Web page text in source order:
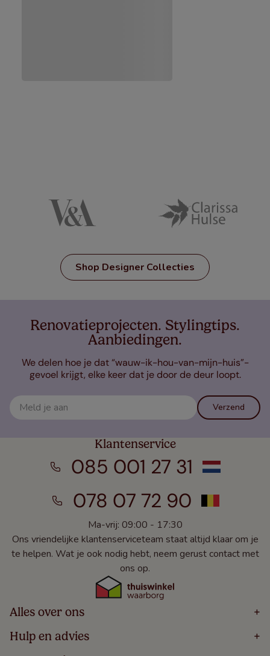
Shop Designer Collecties
Renovatieprojecten. Stylingtips.
Aanbiedingen.
We delen hoe je dat “wauw-ik-hou-van-mijn-huis”-
gevoel krijgt, elke keer dat je door de deur loopt.
Verzend
Klantenservice
085 001 27 31
078 07 72 90
Ma-vrij: 09:00 - 17:30
Ons vriendelijke klantenserviceteam staat altijd klaar om je
te helpen. Wat je ook nodig hebt, neem gerust contact met
ons op.
Alles over ons +
Home
Over
Hulp en advies +